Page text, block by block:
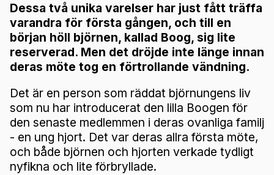
Dessa två unika varelser har just fått träffa
varandra för första gången, och till en
början höll björnen, kallad Boog, sig lite
reserverad. Men det dröjde inte länge innan
deras möte tog en förtrollande vändning.
Det är en person som räddat björnungens liv
som nu har introducerat den lilla Boogen för
den senaste medlemmen i deras ovanliga familj
- en ung hjort. Det var deras allra första möte,
och både björnen och hjorten verkade tydligt
nyfikna och lite förbryllade.